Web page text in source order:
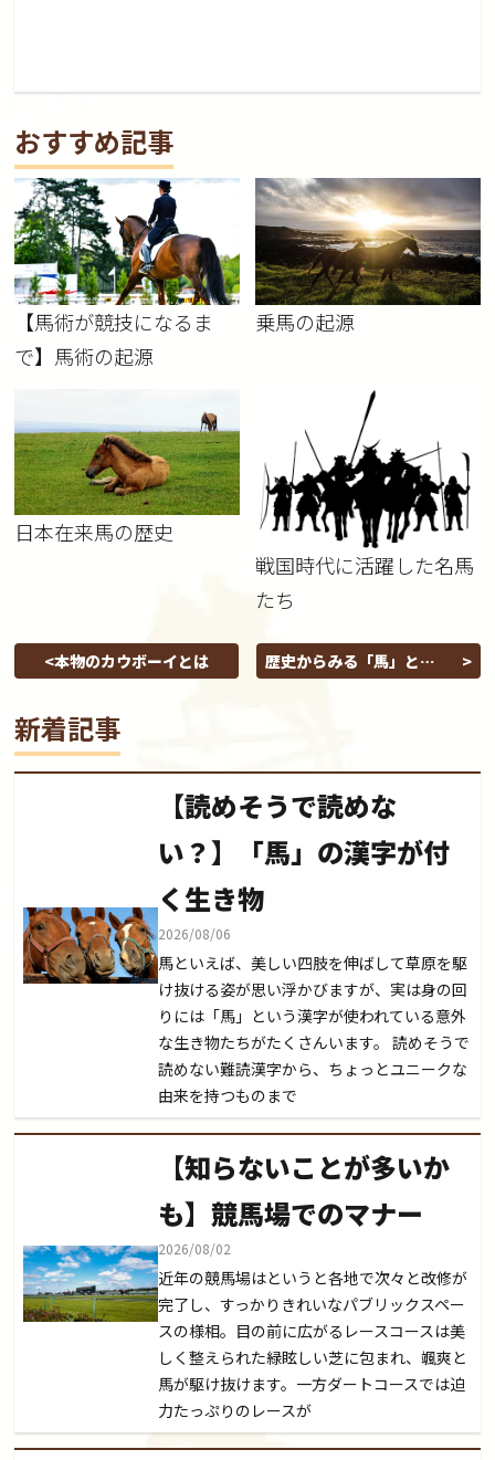
おすすめ記事
【馬術が競技になるま
で】馬術の起源
乗馬の起源
日本在来馬の歴史
戦国時代に活躍した名馬
たち
本物のカウボーイとは
歴史からみる「馬」と
新着記事
【読めそうで読めな
い？】「馬」の漢字が付
く生き物
2026/08/06
馬といえば、美しい四肢を伸ばして草原を駆
け抜ける姿が思い浮かびますが、実は身の回
りには「馬」という漢字が使われている意外
な生き物たちがたくさんいます。 読めそうで
読めない難読漢字から、ちょっとユニークな
由来を持つものまで
【知らないことが多いか
も】競馬場でのマナー
2026/08/02
近年の競馬場はというと各地で次々と改修が
完了し、すっかりきれいなパブリックスペー
スの様相。目の前に広がるレースコースは美
しく整えられた緑眩しい芝に包まれ、颯爽と
馬が駆け抜けます。一方ダートコースでは迫
力たっぷりのレースが